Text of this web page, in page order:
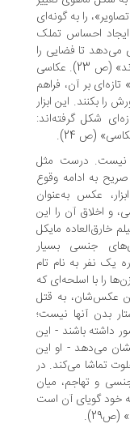
را به گونه‌ای
احساس تملک
تا فضایی را
نیز که در آن احساس ناامنی می‌کنند مسخر سازند» (ص 23). عکاسی
آن، فراهم
این ابزار
گرفته‌اند:
24).
درست مثل
ادامه وقوع
عکس به‌عنوان
آن را این
مایکل
جنسی بسیار
به نام تام
اسلحه‌ای که
به قتل
نیست؛
باشند - این
- او این
می‌کند. در
میان
آن است